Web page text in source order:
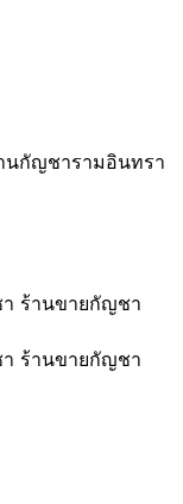
นกัญชารามอินทรา
า ร้านขายกัญชา
า ร้านขายกัญชา